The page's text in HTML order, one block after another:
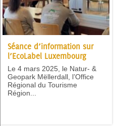
Séance d’information sur
l’EcoLabel Luxembourg
Le 4 mars 2025, le Natur- &
Geopark Mëllerdall, l’Office
Régional du Tourisme
Région...